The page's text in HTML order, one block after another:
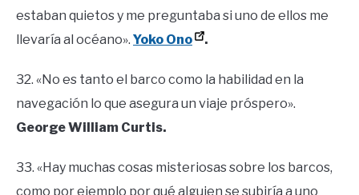
estaban quietos y me preguntaba si uno de ellos me
llevaría al océano». Yoko Ono .
32. «No es tanto el barco como la habilidad en la
navegación lo que asegura un viaje próspero».
George William Curtis.
33. «Hay muchas cosas misteriosas sobre los barcos,
como por ejemplo por qué alguien se subiría a uno